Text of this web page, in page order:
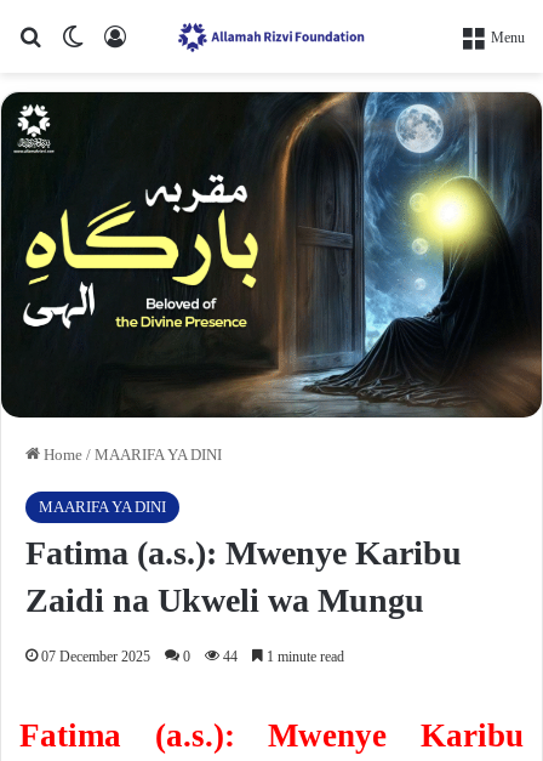
Search forSwitch skin
Log In Menu
Home / MAARIFA YA DINI
MAARIFA YA DINI
Fatima (a.s.): Mwenye Karibu
Zaidi na Ukweli wa Mungu
07 December 2025 0 44 1 minute read
Fatima (a.s.): Mwenye Karibu